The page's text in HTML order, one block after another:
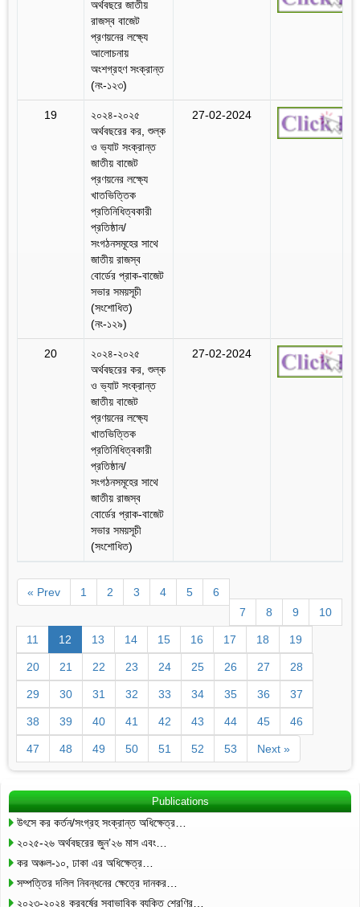
অর্থবছরে জাতীয়
রাজস্ব বাজেট
প্রণয়নের লক্ষ্যে
আলোচনায়
অংশগ্রহণ সংক্রান্ত
(নং-১২৩)
19
২০২৪-২০২৫
অর্থবছরের কর, শুল্ক
ও ভ্যাট সংক্রান্ত
জাতীয় বাজেট
প্রণয়নের লক্ষ্যে
খাতভিত্তিক
প্রতিনিধিত্বকারী
প্রতিষ্ঠান/
সংগঠনসমূহের সাথে
জাতীয় রাজস্ব
বোর্ডের প্রাক-বাজেট
সভার সময়সূচী
(সংশোধিত)
(নং-১২৯)
27-02-2024
20
২০২৪-২০২৫
অর্থবছরের কর, শুল্ক
ও ভ্যাট সংক্রান্ত
জাতীয় বাজেট
প্রণয়নের লক্ষ্যে
খাতভিত্তিক
প্রতিনিধিত্বকারী
প্রতিষ্ঠান/
সংগঠনসমূহের সাথে
জাতীয় রাজস্ব
বোর্ডের প্রাক-বাজেট
সভার সময়সূচী
(সংশোধিত)
27-02-2024
« Prev 1 2 3 4 5
6
7
8 9 10
11 12 13 14 15 16 17 18 19
20 21 22 23 24 25 26 27 28
29 30 31 32 33 34 35 36 37
38 39 40 41 42 43 44 45 46
47 48 49 50 51 52 53 Next »
Publications
উৎসে কর কর্তন/সংগ্রহ সংক্রান্ত অধিক্ষেত্র…
২০২৫-২৬ অর্থবছরের জুন’২৬ মাস এবং…
কর অঞ্চল-১০, ঢাকা এর অধিক্ষেত্র…
সম্পত্তির দলিল নিবন্ধনের ক্ষেত্রে দানকর…
২০২৩-২০২৪ করবর্ষের স্বাভাবিক ব্যক্তি শ্রেণির…